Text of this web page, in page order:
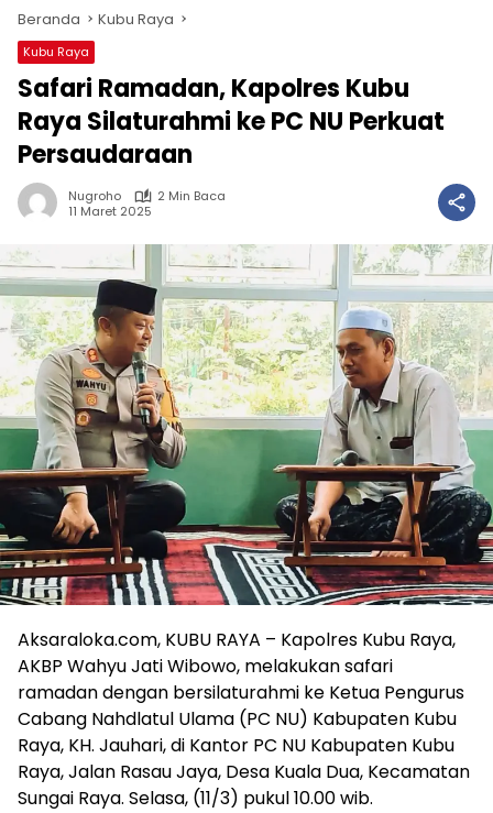
Beranda Kubu Raya
Kubu Raya
Safari Ramadan, Kapolres Kubu
Raya Silaturahmi ke PC NU Perkuat
Persaudaraan
Nugroho
2 Min Baca
11 Maret 2025
Aksaraloka.com, KUBU RAYA – Kapolres Kubu Raya,
AKBP Wahyu Jati Wibowo, melakukan safari
ramadan dengan bersilaturahmi ke Ketua Pengurus
Cabang Nahdlatul Ulama (PC NU) Kabupaten Kubu
Raya, KH. Jauhari, di Kantor PC NU Kabupaten Kubu
Raya, Jalan Rasau Jaya, Desa Kuala Dua, Kecamatan
Sungai Raya. Selasa, (11/3) pukul 10.00 wib.